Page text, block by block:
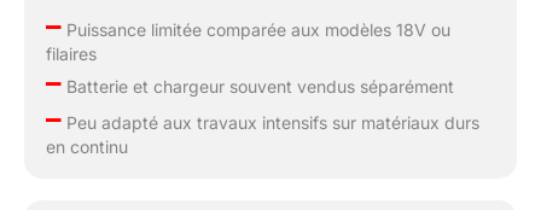
–Puissance limitée comparée aux modèles 18V ou
filaires
–Batterie et chargeur souvent vendus séparément
–Peu adapté aux travaux intensifs sur matériaux durs
en continu